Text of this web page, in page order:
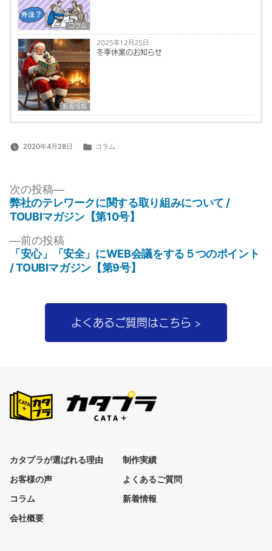
コラム
新着情報
2025年12月25日
冬季休業のお知らせ
2020年4月28日
カ
コラム
投
稿
ナ
ビ
ゲ
前の投稿
の
投
「安心」「安全」にWEB会議をする５つのポイント
/ TOUBIマガジン【第9号】
次の投稿
次
の
投
弊社のテレワークに関する取り組みについて /
TOUBIマガジン【第10号】
よくあるご質問はこちら >
カタプラが選ばれる理由
制作実績
お客様の声
よくあるご質問
コラム
新着情報
会社概要